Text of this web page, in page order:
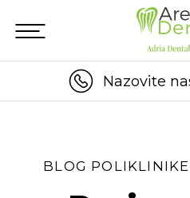
Nazovite
BLOG